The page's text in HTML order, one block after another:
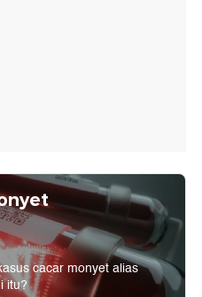
cacar monyet alias
itu?